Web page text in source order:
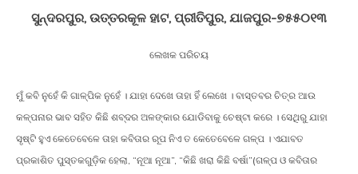
ସୁନ୍ଦରପୁର, ଉତ୍ତରକୂଳ ହାଟ, ପ୍ରୀତିପୁର, ଯାଜପୁର-୭୫୫୦୧୩
ଲେଖକ ପରିଚୟ
ମୁଁ କବି ନୁହେଁ କି ଗାଳ୍ପିକ ନୁହେଁ । ଯାହା ଦେଖେ ତାହା ହିଁ ଲେଖେ । ବାସ୍ତବର ଚିତ୍ର ଆଉ
କଳ୍ପନାର ଭାବ ସହିତ କିଛି ଶବ୍ଦର ଅଳଙ୍କାର ଯୋଡିବାକୁ ଚେଷ୍ଟା କରେ । ସେଥିରୁ ଯାହା
ସୃଷ୍ଟି ହୁଏ କେତେବେଳେ ତାହା କବିତାର ରୂପ ନିଏ ତ କେତେବେଳେ ଗଳ୍ପ । ଏଯାବତ
ପ୍ରକାଶିତ ପୁସ୍ତକଗୁଡ଼ିକ ହେଲା, “ନୂଆ ନୂଆ”, “କିଛି ଖରା କିଛି ବର୍ଷା”(ଗଳ୍ପ ଓ କବିତାର